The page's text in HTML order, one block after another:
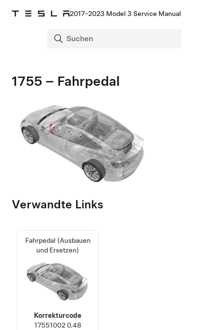
2017-2023 Model 3 Service Manual
1755 – Fahrpedal
Verwandte Links
Fahrpedal (Ausbauen
und Ersetzen)
Korrekturcode
17551002 0.48